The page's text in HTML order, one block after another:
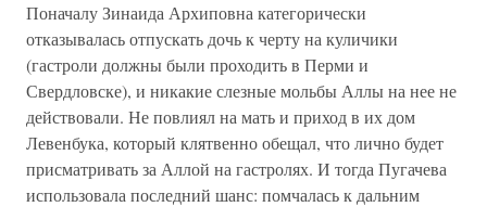
Поначалу Зинаида Архиповна категорически
отказывалась отпускать дочь к черту на куличики
(гастроли должны были проходить в Перми и
Свердловске), и никакие слезные мольбы Аллы на нее не
действовали. Не повлиял на мать и приход в их дом
Левенбука, который клятвенно обещал, что лично будет
присматривать за Аллой на гастролях. И тогда Пугачева
использовала последний шанс: помчалась к дальним